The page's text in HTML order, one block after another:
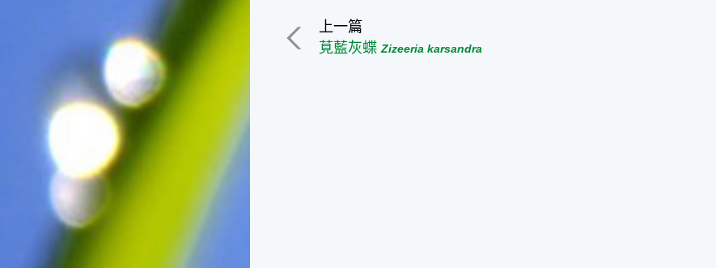
民間流傳的說法中是種有「福
氣」的水果喔！◎節氣生活在
這個節氣裡，最重要的節日就
是八月八日的父親節了。或許
因為父親節不一定逢到星期日
的關係，父親節在感覺上似乎
沒有母親節來得熱絡。不過，
父親為家庭付出的辛苦與努力
可不亞於母親喔！小朋友應該
趁著一年一度的父親節，對爸
爸表達出心中的敬重與關愛，
心意後，一定會非常高興的。
◎節氣俗諺1.「雷打秋，年冬
上一篇
莧藍灰蝶Zizeeria karsandra